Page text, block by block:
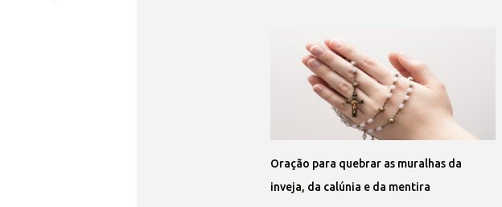
Oração para quebrar as muralhas da
inveja, da calúnia e da mentira